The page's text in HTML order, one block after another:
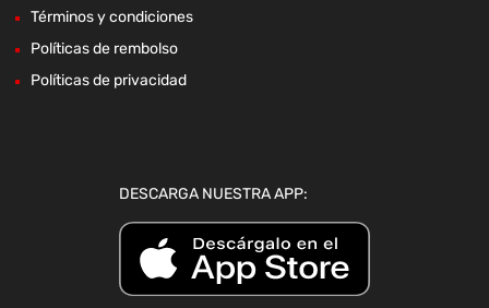
Términos y condiciones
Políticas de rembolso
Políticas de privacidad
DESCARGA NUESTRA APP: